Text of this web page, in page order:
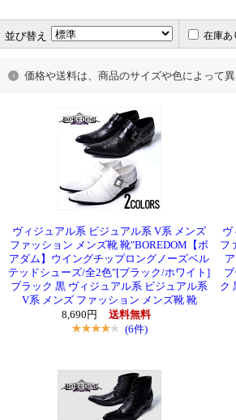
並び替え 在庫あ
価格や送料は、商品のサイズや色によって異
ヴィジュアル系 ビジュアル系 V系 メンズ
ファッション メンズ靴 靴"BOREDOM【ボ
アダム】ウイングチップロングノーズベル
テッドシューズ/全2色"[ブラック/ホワイト]
ブラック 黒 ヴィジュアル系 ビジュアル系
V系 メンズ ファッション メンズ靴 靴
8,690円
送料無料
(6件)
ヴ
フ
ク